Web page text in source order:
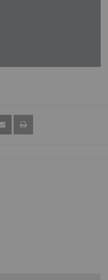
Partager par mail Imprimer